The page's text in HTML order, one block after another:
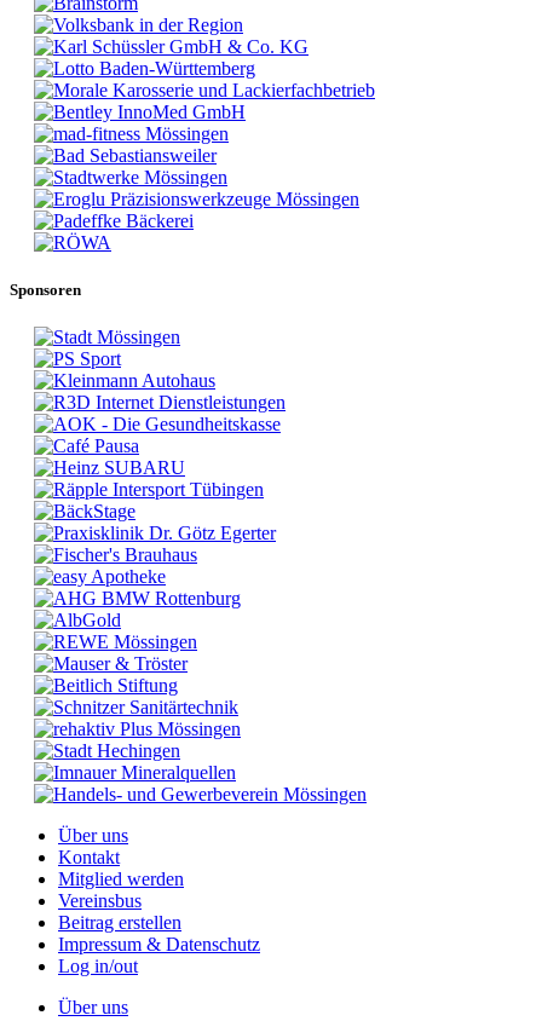
Sponsoren
Über uns
Kontakt
Mitglied werden
Vereinsbus
Beitrag erstellen
Impressum & Datenschutz
Log in/out
Über uns